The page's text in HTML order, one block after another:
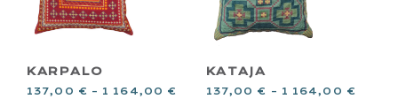
KARPALO
137,00 € – 1 164,00 €
KATAJA
137,00 € – 1 164,00 €